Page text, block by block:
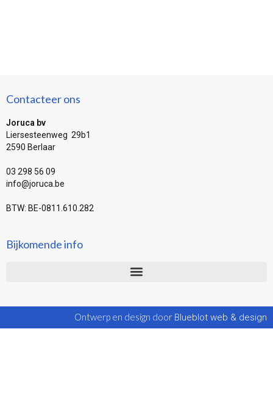
Contacteer ons
Joruca bv
Liersesteenweg 29b1
2590 Berlaar
03 298 56 09
info@joruca.be
BTW: BE-0811.610.282
Bijkomende info
Ontwerp en design door Blueblot web & design